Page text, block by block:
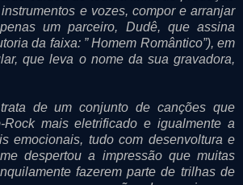
e vozes, compor e arranjar
um parceiro, Dudê, que assina
da faixa: ” Homem Romântico”), em
que leva o nome da sua gravadora,
de um conjunto de canções que
Rock mais eletrificado e igualmente a
emocionais, tudo com desenvoltura e
despertou a impressão que muitas
fazerem parte de trilhas de